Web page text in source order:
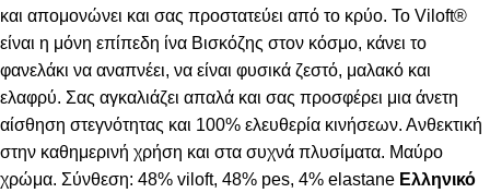
και απομονώνει και σας προστατεύει από το κρύο. Το Viloft®
είναι η μόνη επίπεδη ίνα Βισκόζης στον κόσμο, κάνει το
φανελάκι να αναπνέει, να είναι φυσικά ζεστό, μαλακό και
ελαφρύ. Σας αγκαλιάζει απαλά και σας προσφέρει μια άνετη
αίσθηση στεγνότητας και 100% ελευθερία κινήσεων. Ανθεκτική
στην καθημερινή χρήση και στα συχνά πλυσίματα. Μαύρο
χρώμα. Σύνθεση: 48% viloft, 48% pes, 4% elastane Ελληνικό